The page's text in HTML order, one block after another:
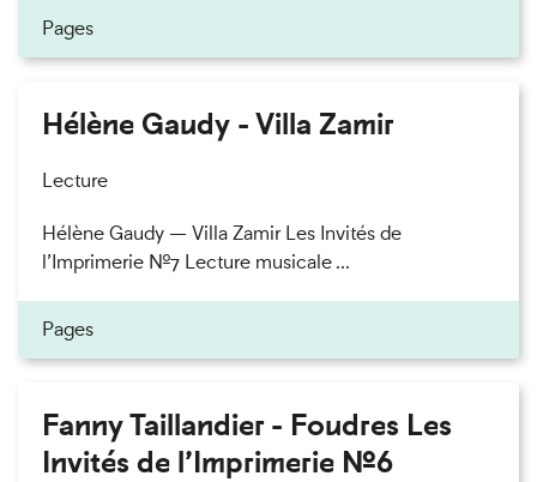
Pages
Hélène Gaudy - Villa Zamir
Lecture
Hélène Gaudy — Villa Zamir Les Invités de
l’Imprimerie n°7 Lecture musicale ...
Pages
Fanny Taillandier - Foudres Les
Invités de l’Imprimerie n°6